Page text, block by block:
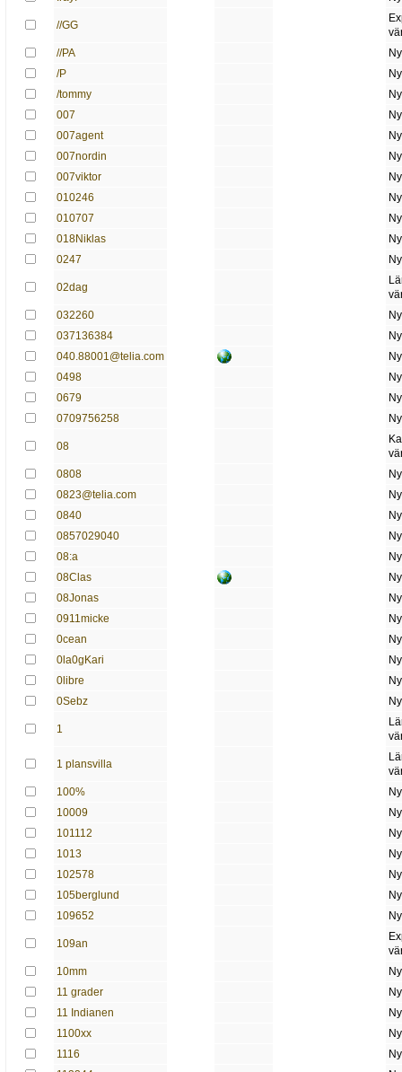
//GG
//PA
/P
/tommy
007
007agent
007nordin
007viktor
010246
010707
018Niklas
0247
02dag
032260
037136384
040.88001@telia.com
0498
0679
0709756258
08
0808
0823@telia.com
0840
0857029040
08:a
08Clas
08Jonas
0911micke
0cean
0la0gKari
0libre
0Sebz
1
1 plansvilla
100%
10009
101112
1013
102578
105berglund
109652
109an
10mm
11 grader
11 Indianen
1100xx
1116